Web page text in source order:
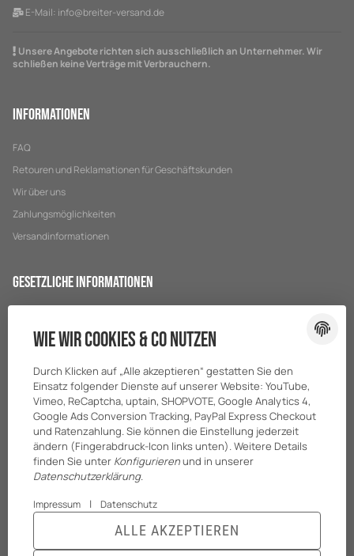
E-Mail: info@breiter-versand.de
Unsere Angebote richten sich ausschließlich an Unternehmer. Wir
schließen keine Verträge mit Verbrauchern.
Informationen
FAQ
Retouren und Reklamationen für Geschäftskunden
Wir über uns
Zahlungsmöglichkeiten
Versandinformationen
Gesetzliche Informationen
Impressum
Batteriegesetzhinweise
Wie wir Cookies & Co nutzen
Durch Klicken auf „Alle akzeptieren“ gestatten Sie den
Einsatz folgender Dienste auf unserer Website: YouTube,
Vimeo, ReCaptcha, uptain, SHOPVOTE, Google Analytics 4,
Google Ads Conversion Tracking, PayPal Express Checkout
und Ratenzahlung. Sie können die Einstellung jederzeit
ändern (Fingerabdruck-Icon links unten). Weitere Details
finden Sie unter Konfigurierenund in unserer
Datenschutzerklärung.
Impressum | Datenschutz
ALLE AKZEPTIEREN